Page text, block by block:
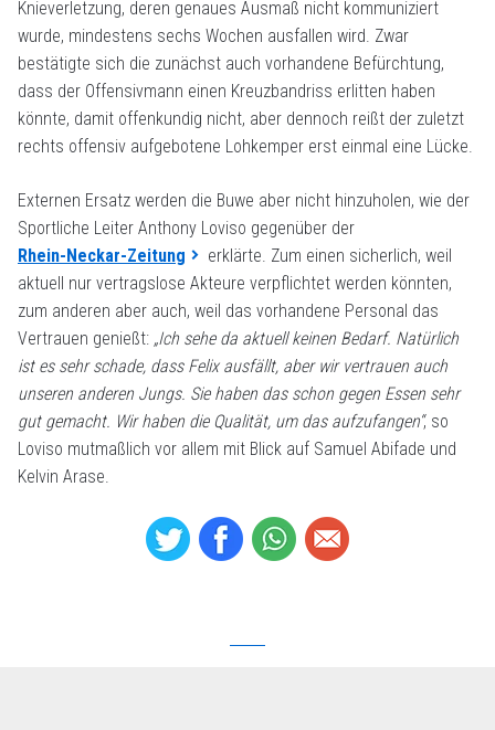
Knieverletzung, deren genaues Ausmaß nicht kommuniziert
wurde, mindestens sechs Wochen ausfallen wird. Zwar
bestätigte sich die zunächst auch vorhandene Befürchtung,
dass der Offensivmann einen Kreuzbandriss erlitten haben
könnte, damit offenkundig nicht, aber dennoch reißt der zuletzt
rechts offensiv aufgebotene Lohkemper erst einmal eine Lücke.
Externen Ersatz werden die Buwe aber nicht hinzuholen, wie der
Sportliche Leiter Anthony Loviso gegenüber der
Rhein-Neckar-Zeitung
erklärte. Zum einen sicherlich, weil
aktuell nur vertragslose Akteure verpflichtet werden könnten,
zum anderen aber auch, weil das vorhandene Personal das
Vertrauen genießt: „Ich sehe da aktuell keinen Bedarf. Natürlich
ist es sehr schade, dass Felix ausfällt, aber wir vertrauen auch
unseren anderen Jungs. Sie haben das schon gegen Essen sehr
gut gemacht. Wir haben die Qualität, um das aufzufangen“, so
Loviso mutmaßlich vor allem mit Blick auf Samuel Abifade und
Kelvin Arase.